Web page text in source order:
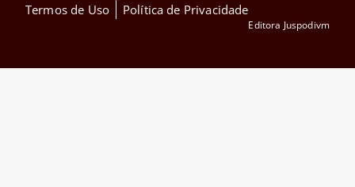
Termos de Uso Política de Privacidade
Editora Juspodivm